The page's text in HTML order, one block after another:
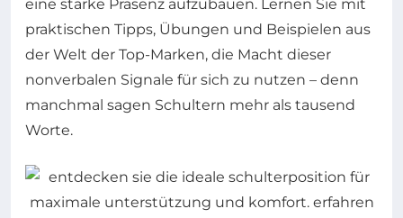
eine starke Präsenz aufzubauen. Lernen Sie mit
praktischen Tipps, Übungen und Beispielen aus
der Welt der Top-Marken, die Macht dieser
nonverbalen Signale für sich zu nutzen – denn
manchmal sagen Schultern mehr als tausend
Worte.